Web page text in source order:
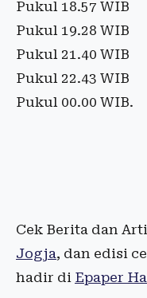
Pukul 18.57 WIB
Pukul 19.28 WIB
Pukul 21.40 WIB
Pukul 22.43 WIB
Pukul 00.00 WIB.
Cek Berita dan
Jogja, dan edisi
hadir di Epaper